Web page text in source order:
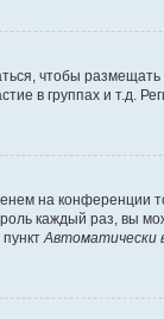
чтобы
в группах и т.д.
на конференции
каждый раз, вы
Автоматически